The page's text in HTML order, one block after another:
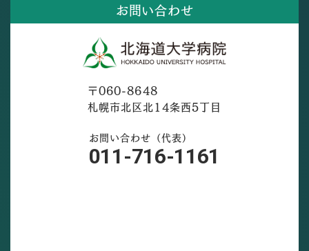
お問い合わせ
〒060-8648
札幌市北区北14条西5丁目
お問い合わせ（代表）
011-716-1161